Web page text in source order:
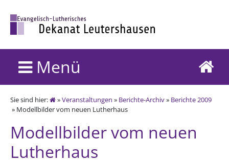
Menü
Sie sind hier: »Veranstaltungen » Berichte-Archiv» Berichte 2009
» Modellbilder vom neuen Lutherhaus
Modellbilder vom neuen
Lutherhaus